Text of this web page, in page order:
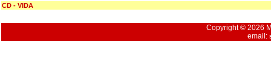
CD - VIDA
Copyright © 2026
email: